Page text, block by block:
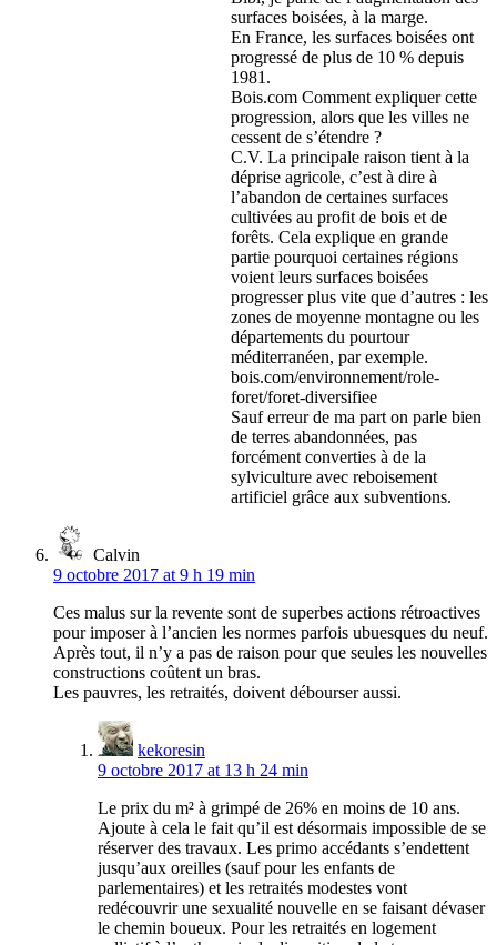
surfaces boisées, à la marge.
En France, les surfaces boisées ont
progressé de plus de 10 % depuis
1981.
Bois.com Comment expliquer cette
progression, alors que les villes ne
cessent de s’étendre ?
C.V. La principale raison tient à la
déprise agricole, c’est à dire à
l’abandon de certaines surfaces
cultivées au profit de bois et de
forêts. Cela explique en grande
partie pourquoi certaines régions
voient leurs surfaces boisées
progresser plus vite que d’autres : les
zones de moyenne montagne ou les
départements du pourtour
méditerranéen, par exemple.
bois.com/environnement/role-
foret/foret-diversifiee
Sauf erreur de ma part on parle bien
de terres abandonnées, pas
forcément converties à de la
sylviculture avec reboisement
artificiel grâce aux subventions.
Calvin
9 octobre 2017 at 9 h 19 min
Ces malus sur la revente sont de superbes actions rétroactives
pour imposer à l’ancien les normes parfois ubuesques du neuf.
Après tout, il n’y a pas de raison pour que seules les nouvelles
constructions coûtent un bras.
Les pauvres, les retraités, doivent débourser aussi.
kekoresin
9 octobre 2017 at 13 h 24 min
Le prix du m² à grimpé de 26% en moins de 10 ans.
Ajoute à cela le fait qu’il est désormais impossible de se
réserver des travaux. Les primo accédants s’endettent
jusqu’aux oreilles (sauf pour les enfants de
parlementaires) et les retraités modestes vont
redécouvrir une sexualité nouvelle en se faisant dévaser
le chemin boueux. Pour les retraités en logement